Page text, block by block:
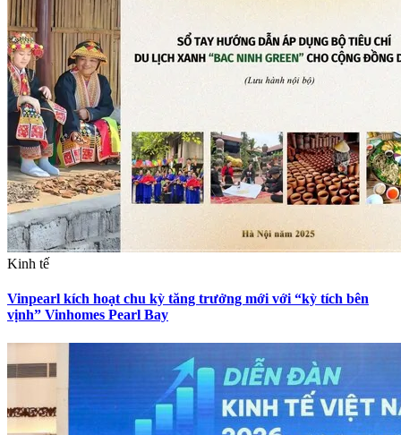
Kinh tế
Vinpearl kích hoạt chu kỳ tăng trưởng mới với “kỳ tích bên
vịnh” Vinhomes Pearl Bay